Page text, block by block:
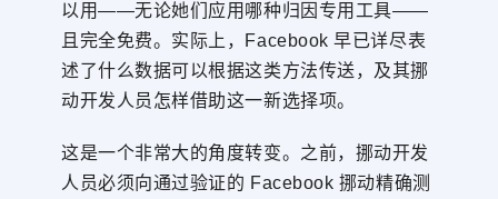
以用——无论她们应用哪种归因专用工具——
且完全免费。实际上，Facebook 早已详尽表
述了什么数据可以根据这类方法传送，及其挪
动开发人员怎样借助这一新选择项。
这是一个非常大的角度转变。之前，挪动开发
人员必须向通过验证的 Facebook 挪动精确测